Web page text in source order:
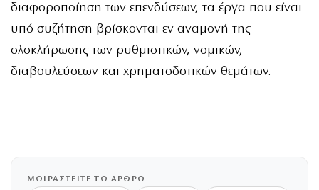
διαφοροποίηση των επενδύσεων, τα έργα που είναι
υπό συζήτηση βρίσκονται εν αναμονή της
ολοκλήρωσης των ρυθμιστικών, νομικών,
διαβουλεύσεων και χρηματοδοτικών θεμάτων.
ΜΟΙΡΑΣΤΕΙΤΕ ΤΟ ΑΡΘΡΟ